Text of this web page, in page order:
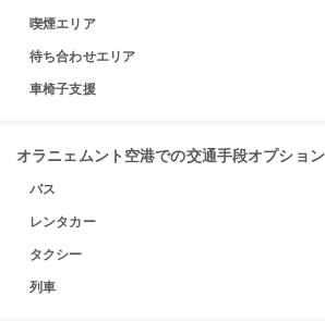
喫煙エリア
待ち合わせエリア
車椅子支援
オラニェムント空港での交通手段オプション
バス
レンタカー
タクシー
列車